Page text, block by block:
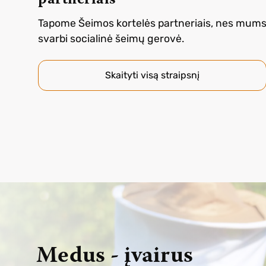
Tapome Šeimos kortelės partneriais, nes mums
svarbi socialinė šeimų gerovė.
Skaityti visą straipsnį
Medus - įvairus